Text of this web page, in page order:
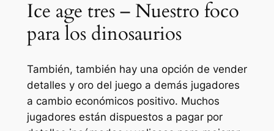
Ice age tres – Nuestro foco
para los dinosaurios
También, también hay una opción de vender
detalles y oro del juego a demás jugadores
a cambio económicos positivo. Muchos
jugadores están dispuestos a pagar por